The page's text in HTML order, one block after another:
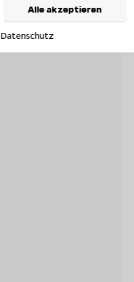
Alle akzeptieren
Datenschutz